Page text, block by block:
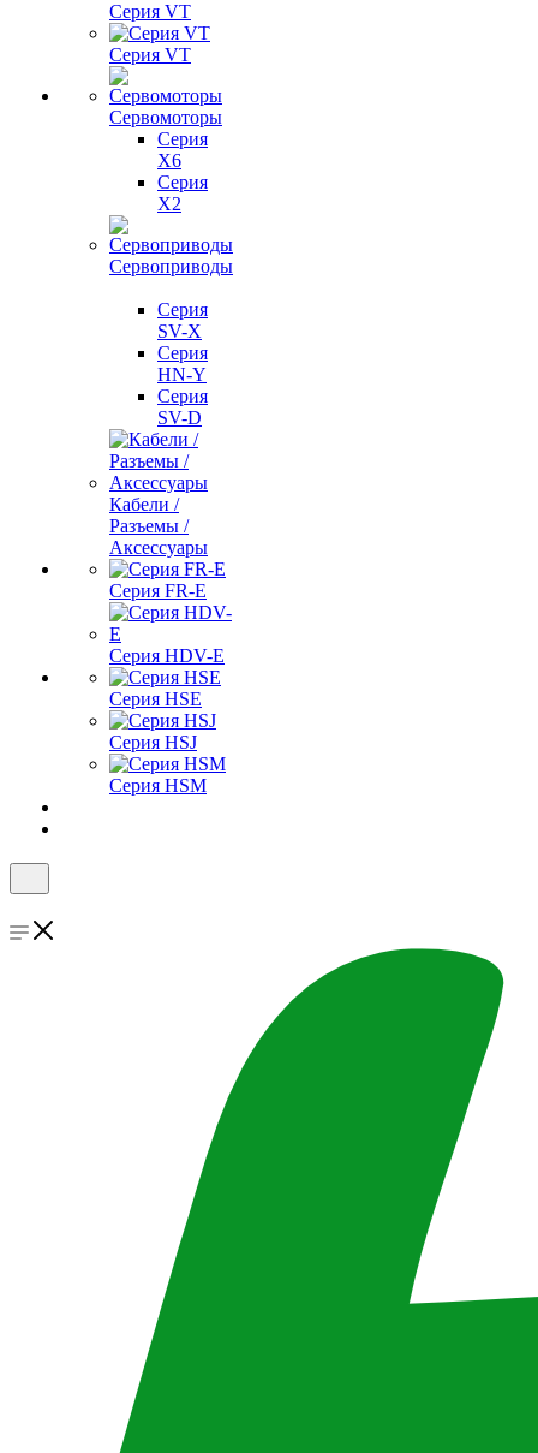
Серия VT
Серия VT
Сервомоторы
Серия
X6
Серия
X2
Сервоприводы
Серия
SV-X
Серия
HN-Y
Серия
SV-D
Кабели /
Разъемы /
Аксессуары
Серия FR-E
Серия HDV-E
Серия HSE
Серия HSJ
Серия HSM